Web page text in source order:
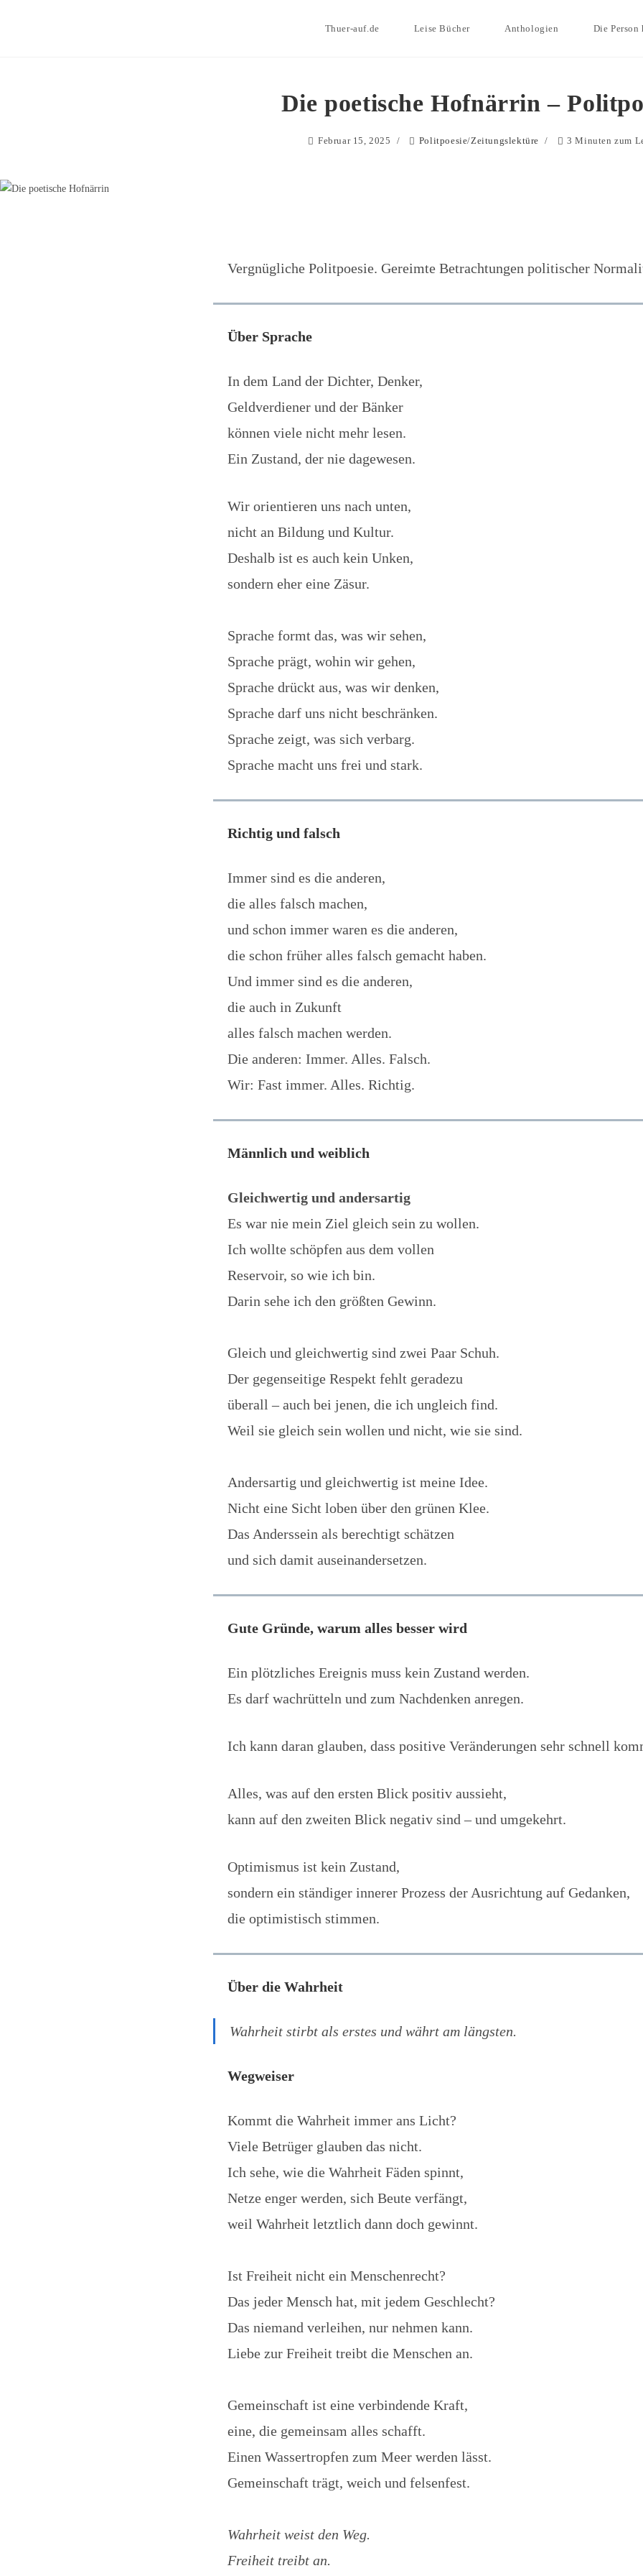
Thuer-auf.de Leise Bücher Anthologien Die Person
Die poetische Hofnärrin –
Februar 15, 2025 Politpoesie/Zeitungslektüre 3 Minuten zum
Vergnügliche Politpoesie. Gereimte Betrachtungen politischer
Über Sprache
In dem Land der Dichter, Denker,
Geldverdiener und der Bänker
können viele nicht mehr lesen.
Ein Zustand, der nie dagewesen.
Wir orientieren uns nach unten,
nicht an Bildung und Kultur.
Deshalb ist es auch kein Unken,
sondern eher eine Zäsur.
Sprache formt das, was wir sehen,
Sprache prägt, wohin wir gehen,
Sprache drückt aus, was wir denken,
Sprache darf uns nicht beschränken.
Sprache zeigt, was sich verbarg.
Sprache macht uns frei und stark.
Richtig und falsch
Immer sind es die anderen,
die alles falsch machen,
und schon immer waren es die anderen,
die schon früher alles falsch gemacht haben.
Und immer sind es die anderen,
die auch in Zukunft
alles falsch machen werden.
Die anderen: Immer. Alles. Falsch.
Wir: Fast immer. Alles. Richtig.
Männlich und weiblich
Gleichwertig und andersartig
Es war nie mein Ziel gleich sein zu wollen.
Ich wollte schöpfen aus dem vollen
Reservoir, so wie ich bin.
Darin sehe ich den größten Gewinn.
Gleich und gleichwertig sind zwei Paar Schuh.
Der gegenseitige Respekt fehlt geradezu
überall – auch bei jenen, die ich ungleich find.
Weil sie gleich sein wollen und nicht, wie sie sind.
Andersartig und gleichwertig ist meine Idee.
Nicht eine Sicht loben über den grünen Klee.
Das Anderssein als berechtigt schätzen
und sich damit auseinandersetzen.
Gute Gründe, warum alles besser wird
Ein plötzliches Ereignis muss kein Zustand werden.
Es darf wachrütteln und zum Nachdenken anregen.
Ich kann daran glauben, dass positive Veränderungen sehr schnell
Alles, was auf den ersten Blick positiv aussieht,
kann auf den zweiten Blick negativ sind – und umgekehrt.
Optimismus ist kein Zustand,
sondern ein ständiger innerer Prozess der Ausrichtung auf Gedanken,
die optimistisch stimmen.
Über die Wahrheit
Wahrheit stirbt als erstes und währt am längsten.
Wegweiser
Kommt die Wahrheit immer ans Licht?
Viele Betrüger glauben das nicht.
Ich sehe, wie die Wahrheit Fäden spinnt,
Netze enger werden, sich Beute verfängt,
weil Wahrheit letztlich dann doch gewinnt.
Ist Freiheit nicht ein Menschenrecht?
Das jeder Mensch hat, mit jedem Geschlecht?
Das niemand verleihen, nur nehmen kann.
Liebe zur Freiheit treibt die Menschen an.
Gemeinschaft ist eine verbindende Kraft,
eine, die gemeinsam alles schafft.
Einen Wassertropfen zum Meer werden lässt.
Gemeinschaft trägt, weich und felsenfest.
Wahrheit weist den Weg.
Freiheit treibt an.